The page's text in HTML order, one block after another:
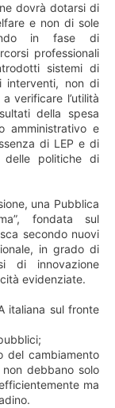
dovrà dotarsi di
e non di sole
in fase di
professionali
sistemi di
interventi, non di
verificare l’utilità
della spesa
amministrativo e
di LEP e di
delle politiche di
una Pubblica
fondata sul
secondo nuovi
in grado di
di innovazione
evidenziate.
italiana sul fronte
del cambiamento
debbano solo
ma